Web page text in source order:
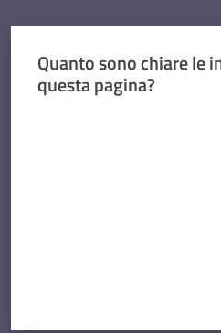
Quanto sono chiare le
questa pagina?